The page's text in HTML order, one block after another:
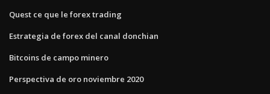
Quest ce que le forex trading
Estrategia de forex del canal donchian
Bitcoins de campo minero
Perspectiva de oro noviembre 2020